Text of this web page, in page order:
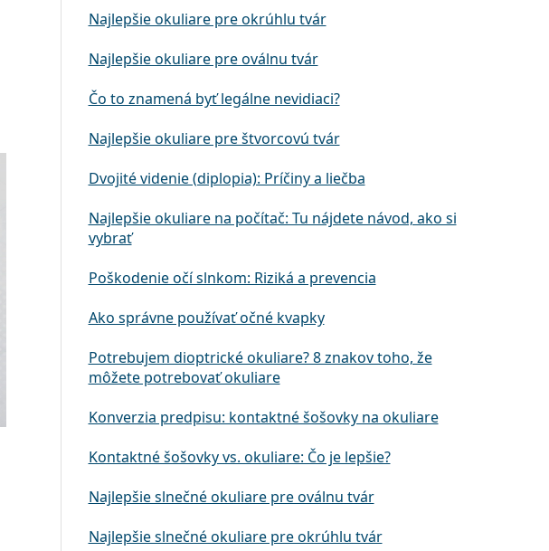
Najlepšie okuliare pre okrúhlu tvár
Najlepšie okuliare pre oválnu tvár
Čo to znamená byť legálne nevidiaci?
Najlepšie okuliare pre štvorcovú tvár
Dvojité videnie (diplopia): Príčiny a liečba
Najlepšie okuliare na počítač: Tu nájdete návod, ako si
vybrať
Poškodenie očí slnkom: Riziká a prevencia
Ako správne používať očné kvapky
Potrebujem dioptrické okuliare? 8 znakov toho, že
môžete potrebovať okuliare
Konverzia predpisu: kontaktné šošovky na okuliare
Kontaktné šošovky vs. okuliare: Čo je lepšie?
Najlepšie slnečné okuliare pre oválnu tvár
Najlepšie slnečné okuliare pre okrúhlu tvár